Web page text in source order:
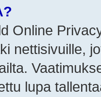
Online
nettisivuille,
lupa